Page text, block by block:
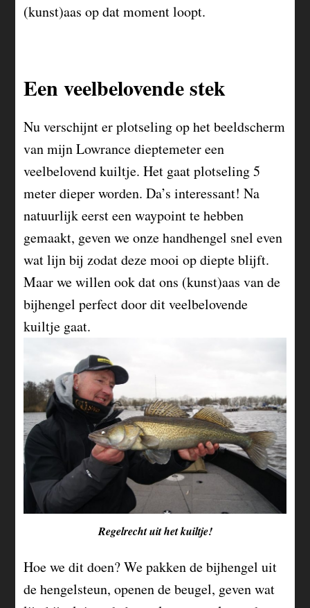
(kunst)aas op dat moment loopt.
Een veelbelovende stek
Nu verschijnt er plotseling op het beeldscherm
van mijn Lowrance dieptemeter een
veelbelovend kuiltje. Het gaat plotseling 5
meter dieper worden. Da’s interessant! Na
natuurlijk eerst een waypoint te hebben
gemaakt, geven we onze handhengel snel even
wat lijn bij zodat deze mooi op diepte blijft.
Maar we willen ook dat ons (kunst)aas van de
bijhengel perfect door dit veelbelovende
kuiltje gaat.
Regelrecht uit het kuiltje!
Hoe we dit doen? We pakken de bijhengel uit
de hengelsteun, openen de beugel, geven wat